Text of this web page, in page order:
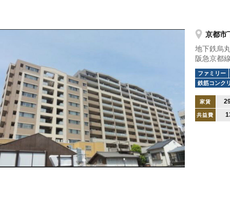
京都市
地下鉄烏
阪急京
ファミリー
鉄筋コンク
家賃
共益費